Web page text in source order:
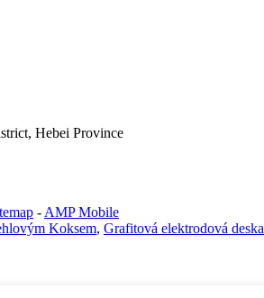
Hebei Province
- AMP Mobile
Koksem, Grafitová elektrodová deska